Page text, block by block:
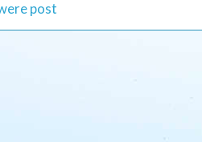
post